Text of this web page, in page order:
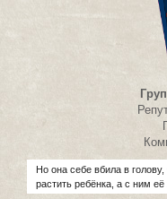
Но она себе вбила в
растить ребёнка, а с ним